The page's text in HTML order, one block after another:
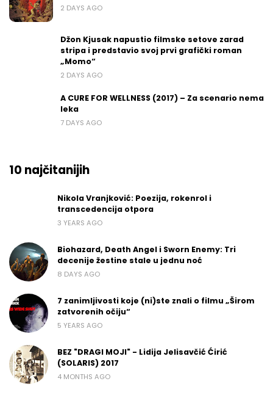
2 DAYS AGO
Džon Kjusak napustio filmske setove zarad
stripa i predstavio svoj prvi grafički roman
„Momo“
2 DAYS AGO
A CURE FOR WELLNESS (2017) – Za scenario nema
leka
7 DAYS AGO
10 najčitanijih
Nikola Vranjković: Poezija, rokenrol i
transcedencija otpora
3 YEARS AGO
Biohazard, Death Angel i Sworn Enemy: Tri
decenije žestine stale u jednu noć
8 DAYS AGO
7 zanimljivosti koje (ni)ste znali o filmu „Širom
zatvorenih očiju“
5 YEARS AGO
BEZ "DRAGI MOJI" - Lidija Jelisavčić Ćirić
(SOLARIS) 2017
4 MONTHS AGO